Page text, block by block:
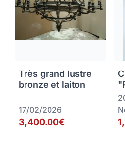
Très grand lustre
bronze et laiton
17/02/2026
3,400.00€